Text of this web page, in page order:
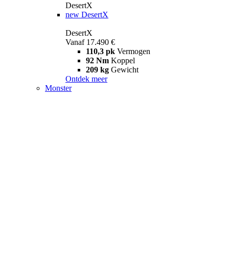
DesertX
new DesertX
DesertX
Vanaf 17.490 €
110,3 pk Vermogen
92 Nm Koppel
209 kg Gewicht
Ontdek meer
Monster